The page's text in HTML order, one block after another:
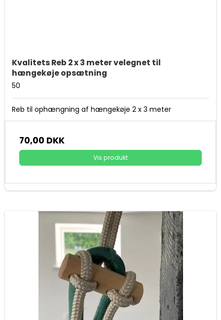
Kvalitets Reb 2 x 3 meter velegnet til
hængekøje opsætning
50
Reb til ophængning af hængekøje 2 x 3 meter
70,00 DKK
Vis produkt